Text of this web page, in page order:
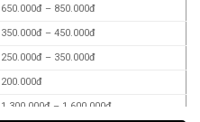
70.000đ
80.000đ
1.000.000đ – 2.800.000đ
900.000đ
35.000đ
650.000đ – 850.000đ
350.000đ – 450.000đ
250.000đ – 350.000đ
200.000đ
1.300.000đ – 1.600.000đ